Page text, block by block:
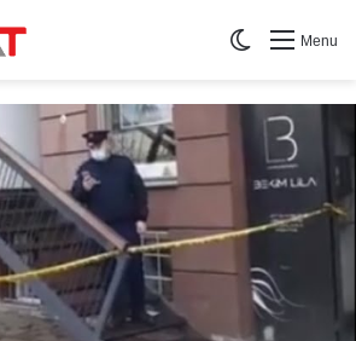
Menu
Switch skin